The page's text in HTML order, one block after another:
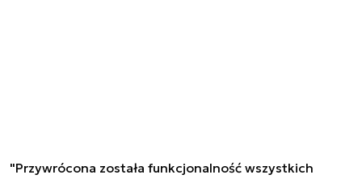
"Przywrócona została funkcjonalność wszystkich